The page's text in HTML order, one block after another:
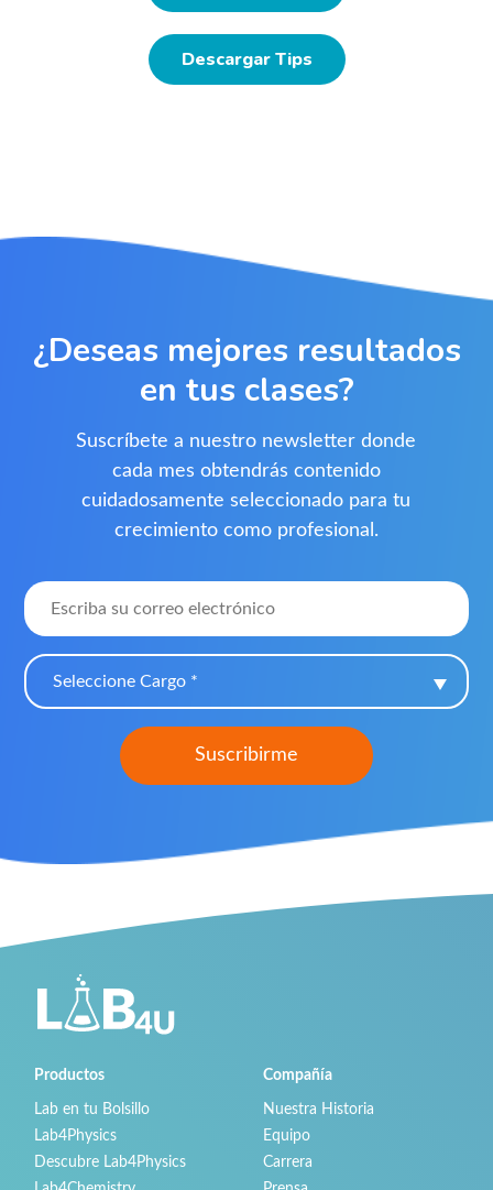
Descargar Tips
¿Deseas mejores resultados
en tus clases?
Suscríbete a nuestro newsletter donde
cada mes obtendrás contenido
cuidadosamente seleccionado para tu
crecimiento como profesional.
Seleccione Cargo *
Productos
Lab en tu Bolsillo
Lab4Physics
Descubre Lab4Physics
Compañía
Nuestra Historia
Equipo
Carrera